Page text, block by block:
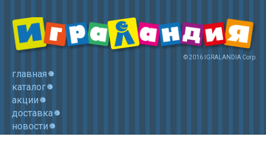
© 2016 IGRALANDIA Corp.
главная
каталог
акции
доставка
новости